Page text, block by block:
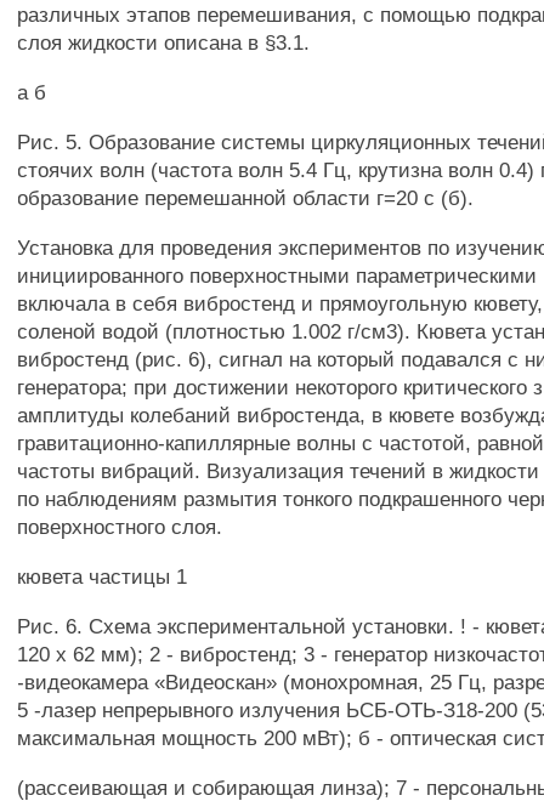
различных этапов перемешивания, с помощью
слоя жидкости описана в §3.1.
а б
Рис. 5. Образование системы циркуляционных
стоячих волн (частота волн 5.4 Гц, крутизна волн 0.4)
образование перемешанной области г=20 с (б).
Установка для проведения экспериментов по
инициированного поверхностными
включала в себя вибростенд и прямоугольную
соленой водой (плотностью 1.002 г/см3). Кювета
вибростенд (рис. 6), сигнал на который подавался с
генератора; при достижении некоторого критического
амплитуды колебаний вибростенда, в кювете
гравитационно-капиллярные волны с частотой,
частоты вибраций. Визуализация течений в
по наблюдениям размытия тонкого подкрашенного
поверхностного слоя.
кювета частицы 1
Рис. 6. Схема экспериментальной установки. ! -
120 х 62 мм); 2 - вибростенд; 3 - генератор
-видеокамера «Видеоскан» (монохромная, 25 Гц,
5 -лазер непрерывного излучения ЬСБ-ОТЬ-З18-200
максимальная мощность 200 мВт); б - оптическая
(рассеивающая и собирающая линза); 7 -